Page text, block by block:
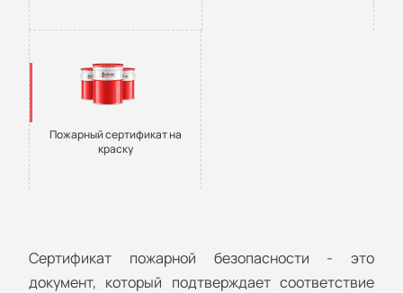
Пожарный сертификат на
краску
Сертификат пожарной безопасности - это
документ, который подтверждает соответствие